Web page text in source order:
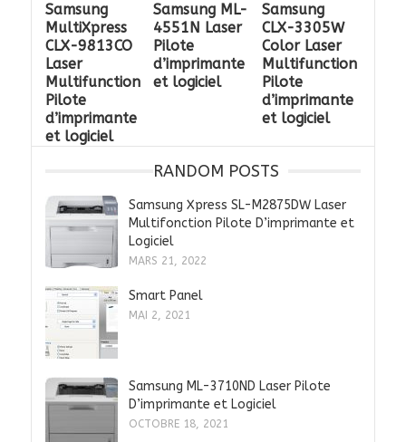
Samsung
MultiXpress
CLX-9813CO
Laser
Multifunction
Pilote
d’imprimante
et logiciel
Samsung ML-
4551N Laser
Pilote
d’imprimante
et logiciel
Samsung
CLX-3305W
Color Laser
Multifunction
Pilote
d’imprimante
et logiciel
RANDOM POSTS
Samsung Xpress SL-M2875DW Laser
Multifonction Pilote D’imprimante et
Logiciel
MARS 21, 2022
Smart Panel
MAI 2, 2021
Samsung ML-3710ND Laser Pilote
D’imprimante et Logiciel
OCTOBRE 18, 2021